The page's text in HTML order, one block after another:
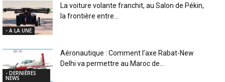
- A LA UNE
La voiture volante franchit, au Salon de Pékin,
la frontière entre...
- DERNIÈRES
NEWS
Aéronautique : Comment l’axe Rabat-New
Delhi va permettre au Maroc de...